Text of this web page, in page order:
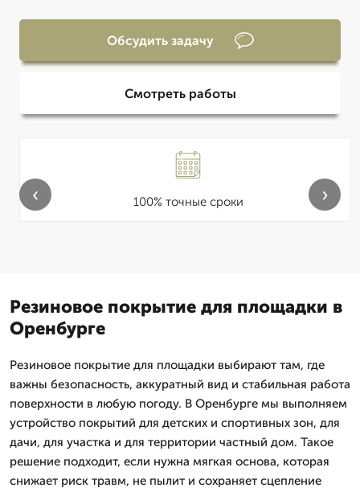
Обсудить задачу
Смотреть работы
100% точные сроки
‹ ›
Резиновое покрытие для площадки в
Оренбурге
Резиновое покрытие для площадки выбирают там, где
важны безопасность, аккуратный вид и стабильная работа
поверхности в любую погоду. В Оренбурге мы выполняем
устройство покрытий для детских и спортивных зон, для
дачи, для участка и для территории частный дом. Такое
решение подходит, если нужна мягкая основа, которая
снижает риск травм, не пылит и сохраняет сцепление